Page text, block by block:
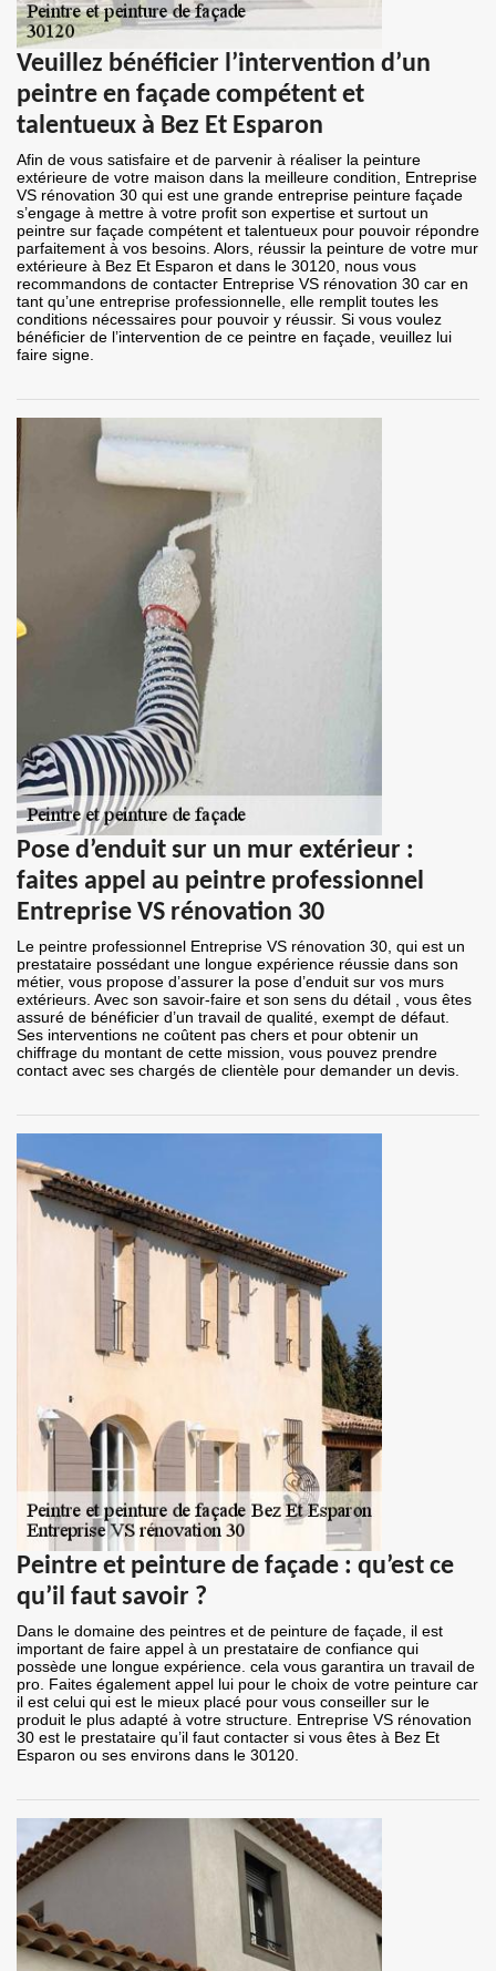
Veuillez bénéficier l’intervention d’un
peintre en façade compétent et
talentueux à Bez Et Esparon
Afin de vous satisfaire et de parvenir à réaliser la peinture
extérieure de votre maison dans la meilleure condition, Entreprise
VS rénovation 30 qui est une grande entreprise peinture façade
s’engage à mettre à votre profit son expertise et surtout un
peintre sur façade compétent et talentueux pour pouvoir répondre
parfaitement à vos besoins. Alors, réussir la peinture de votre mur
extérieure à Bez Et Esparon et dans le 30120, nous vous
recommandons de contacter Entreprise VS rénovation 30 car en
tant qu’une entreprise professionnelle, elle remplit toutes les
conditions nécessaires pour pouvoir y réussir. Si vous voulez
bénéficier de l’intervention de ce peintre en façade, veuillez lui
faire signe.
Pose d’enduit sur un mur extérieur :
faites appel au peintre professionnel
Entreprise VS rénovation 30
Le peintre professionnel Entreprise VS rénovation 30, qui est un
prestataire possédant une longue expérience réussie dans son
métier, vous propose d’assurer la pose d’enduit sur vos murs
extérieurs. Avec son savoir-faire et son sens du détail , vous êtes
assuré de bénéficier d’un travail de qualité, exempt de défaut.
Ses interventions ne coûtent pas chers et pour obtenir un
chiffrage du montant de cette mission, vous pouvez prendre
contact avec ses chargés de clientèle pour demander un devis.
Peintre et peinture de façade : qu’est ce
qu’il faut savoir ?
Dans le domaine des peintres et de peinture de façade, il est
important de faire appel à un prestataire de confiance qui
possède une longue expérience. cela vous garantira un travail de
pro. Faites également appel lui pour le choix de votre peinture car
il est celui qui est le mieux placé pour vous conseiller sur le
produit le plus adapté à votre structure. Entreprise VS rénovation
30 est le prestataire qu’il faut contacter si vous êtes à Bez Et
Esparon ou ses environs dans le 30120.